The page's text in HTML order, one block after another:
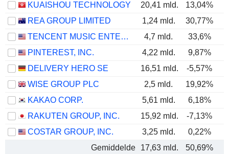
KUAISHOU TECHNOLOGY
20,41 mld. 13,04%
REA GROUP LIMITED
1,24 mld. 30,77%
TENCENT MUSIC ENTERTAINMENT GROUP
4,7 mld. 33,6%
PINTEREST, INC.
4,22 mld. 9,87%
DELIVERY HERO SE
16,51 mld. -5,57%
WISE GROUP PLC
2,5 mld. 19,92%
KAKAO CORP.
5,61 mld. 6,18%
RAKUTEN GROUP, INC.
15,92 mld. -7,13%
COSTAR GROUP, INC.
3,25 mld. 0,22%
Gemiddelde
17,63 mld. 50,69%